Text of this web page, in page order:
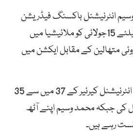
انٹرنیشنل باکسنگ فیڈریشن
فلائی ویٹ ورلڈ ٹائٹل کیلئے 15جولائی کو ملائیشیا میں
متھالین کے مقابل ایکشن میں
جنوبی افریقن باکسر نے انٹرنیشنل کیرئیر کے 37 میں سے 35
کی جبکہ محمد وسیم اپنے آٹھ
رہے ہیں۔